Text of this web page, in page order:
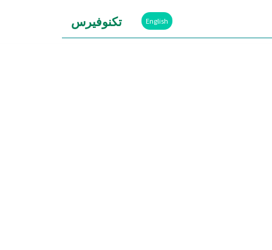
English تكنوفيرس